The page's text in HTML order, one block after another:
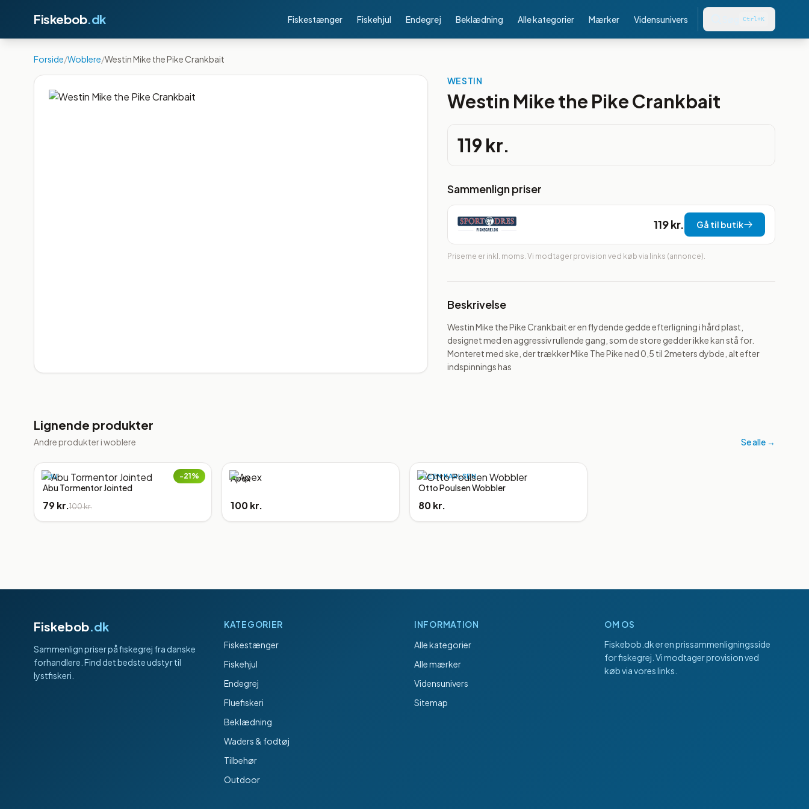
Fiskebob.dk Fiskestænger Fiskehjul Endegrej Beklædning Alle kategorier Mærker Vidensunivers Ctrl+K
Forside/Woblere/Westin Mike the Pike Crankbait
WESTIN
Westin Mike the Pike Crankbait
119 kr.
Sammenlign priser
119 kr. Gå til butik
Priserne er inkl. moms. Vi modtager provision ved køb via links (annonce).
Beskrivelse
Westin Mike the Pike Crankbait er en flydende gedde efterligning i hård plast,
designet med en aggressiv rullende gang, som de store gedder ikke kan stå for.
Monteret med ske, der trækker Mike The Pike ned 0,5 til 2meters dybde, alt efter
indspinnings has
Lignende produkter
Andre produkter iwoblere Se alle →
−21%
ABU
Abu Tormentor Jointed
79 kr.100 kr.
Apex
100 kr.
STEEN KARLSEN
Otto Poulsen Wobbler
80 kr.
Fiskebob.dk
Sammenlign priser på fiskegrej fra danske
forhandlere. Find det bedste udstyr til
lystfiskeri.
KATEGORIER
Fiskestænger
Fiskehjul
Endegrej
Fluefiskeri
Beklædning
Waders & fodtøj
Tilbehør
Outdoor
INFORMATION
Alle kategorier
Alle mærker
Vidensunivers
Sitemap
OM OS
Fiskebob.dker en prissammenligningsside
for fiskegrej. Vi modtager provision ved
køb via vores links.